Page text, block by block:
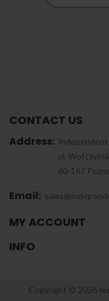
CONTACT US
Address:
ul.
60-167
Email:
MY ACCOUNT
INFO
Copyright © 2026